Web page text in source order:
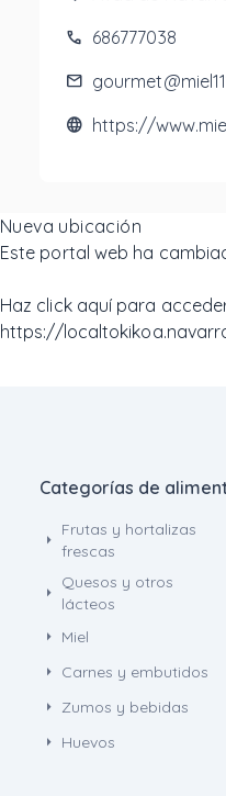
phone 686777038
mail
language https://
Nueva ubicación
Este portal web ha
Haz click aquí para
https://
Categorías de
arrow_right Frutas y hortalizas
frescas
arrow_right Quesos y otros
lácteos
arrow_right Miel
arrow_right Carnes y embutidos
arrow_right Zumos y bebidas
arrow_right Huevos